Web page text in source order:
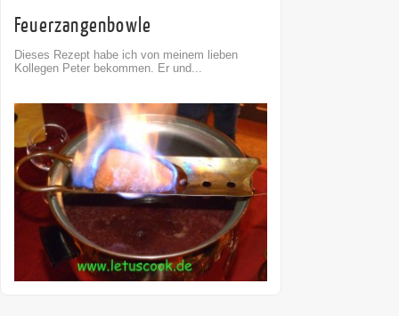
Feuerzangenbowle
Dieses Rezept habe ich von meinem lieben
Kollegen Peter bekommen. Er und...